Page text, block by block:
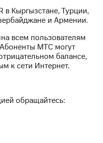
в Кыргызстане, Турции,
и Армении.
всем пользователям
МТС могут
балансе,
к сети Интернет.
обращайтесь: